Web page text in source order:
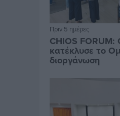
Πριν 5 ημέρες
CHIOS FORUM:
κατέκλυσε το
διοργάνωση